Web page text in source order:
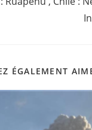
ÉGALEMENT